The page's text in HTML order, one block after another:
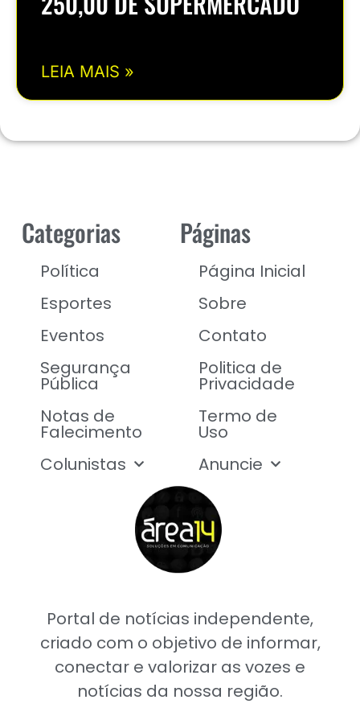
LEIA MAIS »
Portal de notícias independente,
criado com o objetivo de informar,
conectar e valorizar as vozes e
notícias da nossa região.
Categorias
Política
Esportes
Eventos
Segurança
Pública
Notas de
Falecimento
Colunistas
Páginas
Página Inicial
Sobre
Contato
Politica de
Privacidade
Termo de
Uso
Anuncie